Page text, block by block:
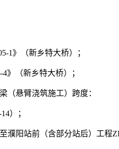
1》（新乡特大桥）；
》（新乡特大桥）；
（悬臂浇筑施工）跨度：
）；
濮阳站前（含部分站后）工程